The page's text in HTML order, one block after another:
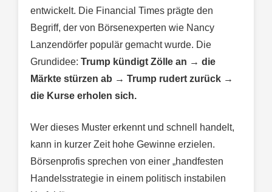
entwickelt. Die Financial Times prägte den
Begriff, der von Börsenexperten wie Nancy
Lanzendörfer populär gemacht wurde. Die
Grundidee: Trump kündigt Zölle an → die
Märkte stürzen ab → Trump rudert zurück →
die Kurse erholen sich.
Wer dieses Muster erkennt und schnell handelt,
kann in kurzer Zeit hohe Gewinne erzielen.
Börsenprofis sprechen von einer „handfesten
Handelsstrategie in einem politisch instabilen